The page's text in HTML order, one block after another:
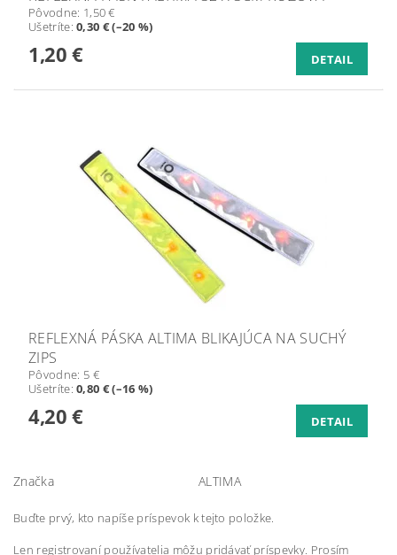
Pôvodne: 1,50 €
Ušetríte:0,30 € (–20 %)
1,20 € DETAIL
REFLEXNÁ PÁSKA ALTIMA BLIKAJÚCA NA SUCHÝ
ZIPS
Pôvodne: 5 €
Ušetríte:0,80 € (–16 %)
4,20 € DETAIL
Značka ALTIMA
Buďte prvý, kto napíše príspevok k tejto položke.
Len registrovaní používatelia môžu pridávať príspevky. Prosím